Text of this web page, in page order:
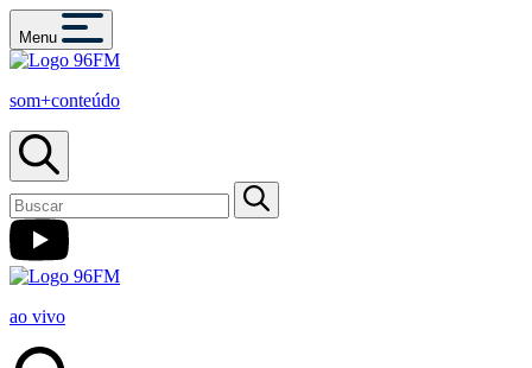
Menu
som+conteúdo
ao vivo